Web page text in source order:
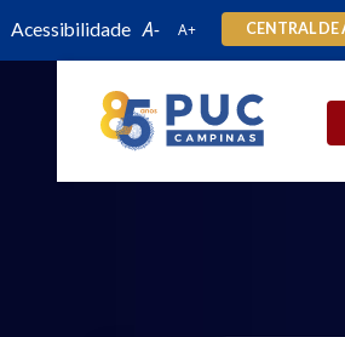
Acessibilidade CENTRAL